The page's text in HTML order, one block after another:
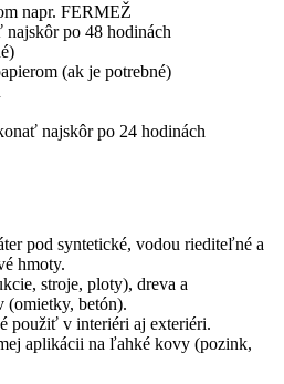
napr. FERMEŽ
po 48 hodinách
(ak je potrebné)
najskôr po 24 hodinách
pod syntetické, vodou riediteľné a
hmoty.
stroje, ploty), dreva a
(omietky, betón).
použiť v interiéri aj exteriéri.
aplikácii na ľahké kovy (pozink,